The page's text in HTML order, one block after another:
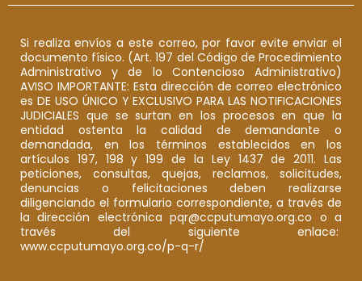
Si realiza envíos a este correo, por favor evite enviar el
documento físico. (Art. 197 del Código de Procedimiento
Administrativo y de lo Contencioso Administrativo)
AVISO IMPORTANTE: Esta dirección de correo electrónico
es DE USO ÚNICO Y EXCLUSIVO PARA LAS NOTIFICACIONES
JUDICIALES que se surtan en los procesos en que la
entidad ostenta la calidad de demandante o
demandada, en los términos establecidos en los
artículos 197, 198 y 199 de la Ley 1437 de 2011. Las
peticiones, consultas, quejas, reclamos, solicitudes,
denuncias o felicitaciones deben realizarse
diligenciando el formulario correspondiente, a través de
la dirección electrónica pqr@ccputumayo.org.co o a
través del siguiente enlace:
www.ccputumayo.org.co/p-q-r/